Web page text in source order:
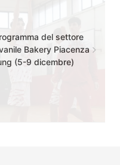
del settore
Bakery Piacenza
(5-9 dicembre)